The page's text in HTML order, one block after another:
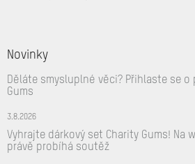
Novinky
Děláte smysluplné věci? Přihlaste se o
Gums
3.8.2026
Vyhrajte dárkový set Charity Gums! Na
právě probíhá soutěž